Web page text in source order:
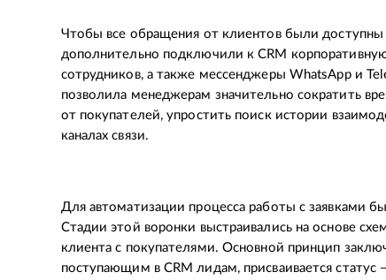
Чтобы все обращения от клиентов были
дополнительно подключили к CRM
сотрудников, а также мессенджеры WhatsApp и
позволила менеджерам значительно сократить
от покупателей, упростить поиск истории
каналах связи.
Для автоматизации процесса работы с заявками
Стадии этой воронки выстраивались на основе
клиента с покупателями. Основной принцип
поступающим в CRM лидам, присваивается статус